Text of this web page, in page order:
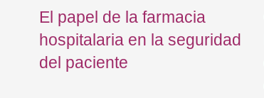
El papel de la farmacia
hospitalaria en la seguridad
del paciente